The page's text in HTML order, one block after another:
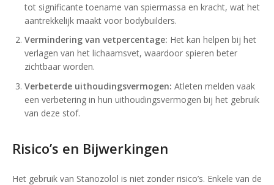
tot significante toename van spiermassa en kracht, wat het
aantrekkelijk maakt voor bodybuilders.
Vermindering van vetpercentage: Het kan helpen bij het
verlagen van het lichaamsvet, waardoor spieren beter
zichtbaar worden.
Verbeterde uithoudingsvermogen: Atleten melden vaak
een verbetering in hun uithoudingsvermogen bij het gebruik
van deze stof.
Risico’s en Bijwerkingen
Het gebruik van Stanozolol is niet zonder risico’s. Enkele van de